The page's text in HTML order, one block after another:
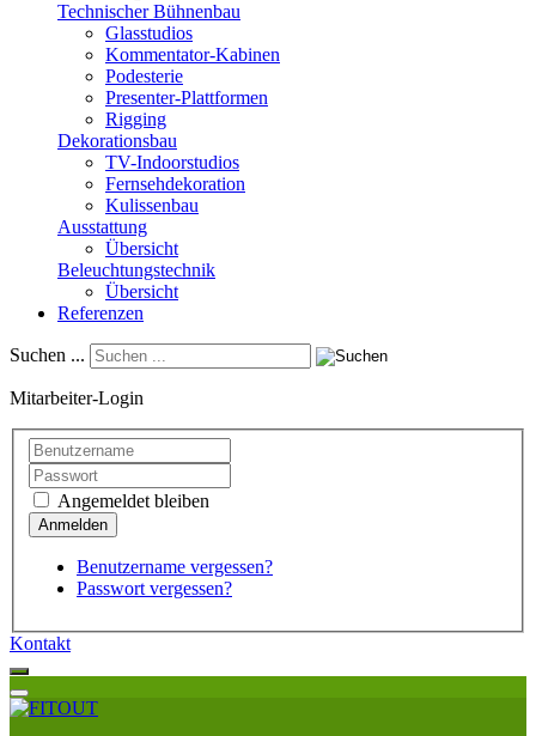
Technischer Bühnenbau
Glasstudios
Kommentator-Kabinen
Podesterie
Presenter-Plattformen
Rigging
Dekorationsbau
TV-Indoorstudios
Fernsehdekoration
Kulissenbau
Ausstattung
Übersicht
Beleuchtungstechnik
Übersicht
Referenzen
Suchen ...
Mitarbeiter-Login
Angemeldet bleiben
Benutzername vergessen?
Passwort vergessen?
Kontakt